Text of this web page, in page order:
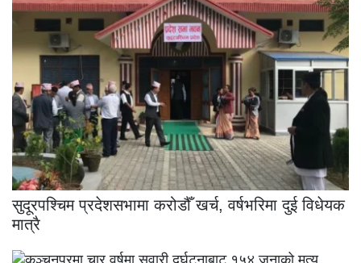
सुदूरपश्चिम प्रदेशसभामा करोडौँ खर्च, वर्षभरिमा दुई विधेयक
मात्रै